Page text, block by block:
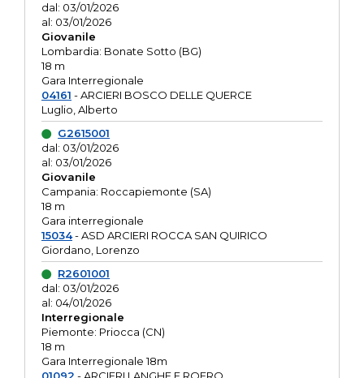
dal: 03/01/2026
al: 03/01/2026
Giovanile
Lombardia: Bonate Sotto (BG)
18 m
Gara Interregionale
04161 - ARCIERI BOSCO DELLE QUERCE
Luglio, Alberto
G2615001
dal: 03/01/2026
al: 03/01/2026
Giovanile
Campania: Roccapiemonte (SA)
18 m
Gara interregionale
15034- ASD ARCIERI ROCCA SAN QUIRICO
Giordano, Lorenzo
R2601001
dal: 03/01/2026
al: 04/01/2026
Interregionale
Piemonte: Priocca (CN)
18 m
Gara Interregionale 18m